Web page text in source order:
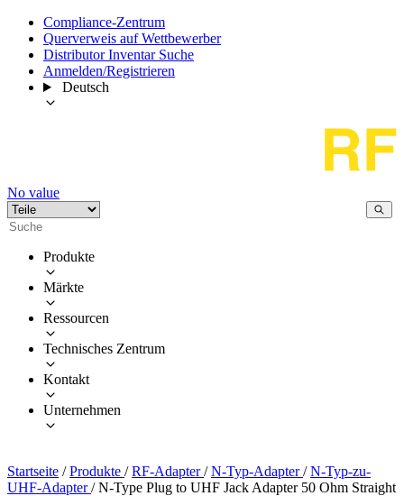
Compliance-Zentrum
Querverweis auf Wettbewerber
Distributor Inventar Suche
Anmelden/Registrieren
Deutsch
No value
Produkte
Märkte
Ressourcen
Technisches Zentrum
Kontakt
Unternehmen
Startseite / Produkte / RF-Adapter/ N-Typ-Adapter/ N-Typ-zu-
UHF-Adapter/ N-Type Plug to UHF Jack Adapter 50 Ohm Straight